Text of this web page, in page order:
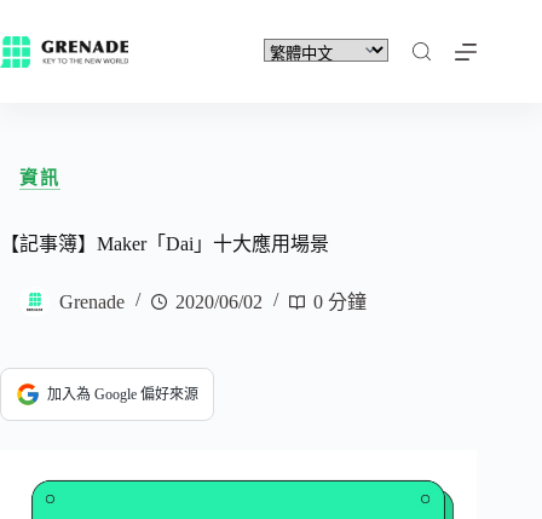
資訊
【記事簿】Maker「Dai」十大應用場景
Grenade 2020/06/02 0 分鐘
加入為 Google 偏好來源